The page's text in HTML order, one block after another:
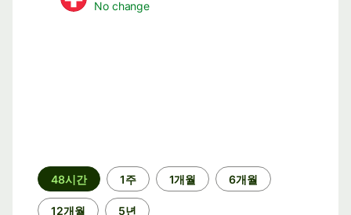
No change
기
간
48시간 1주 1개월 6개월
12개월 5년